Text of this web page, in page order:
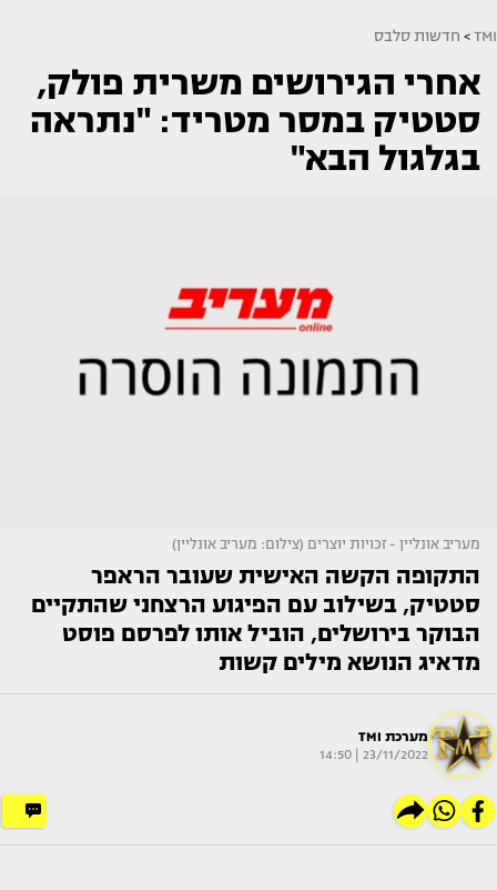
TMI
> חדשות סלבס
אחרי הגירושים משרית פולק,
סטטיק במסר מטריד: "נתראה
בגלגול הבא"
מעריב אונליין - זכויות יוצרים (צילום: מעריב אונליין)
התקופה הקשה האישית שעובר הראפר
סטטיק, בשילוב עם הפיגוע הרצחני שהתקיים
הבוקר בירושלים, הוביל אותו לפרסם פוסט
מדאיג הנושא מילים קשות
מערכת TMI
23/11/2022 | 14:50